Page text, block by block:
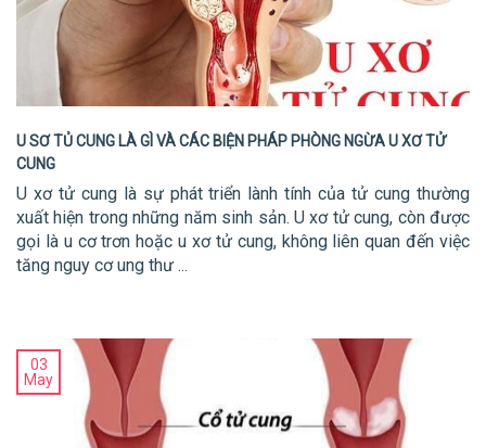
U SƠ TỦ CUNG LÀ GÌ VÀ CÁC BIỆN PHÁP PHÒNG NGỪA U XƠ TỬ
CUNG
U xơ tử cung là sự phát triển lành tính của tử cung thường
xuất hiện trong những năm sinh sản. U xơ tử cung, còn được
gọi là u cơ trơn hoặc u xơ tử cung, không liên quan đến việc
tăng nguy cơ ung thư ...
03
May